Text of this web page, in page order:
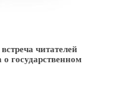
читателей
государственном